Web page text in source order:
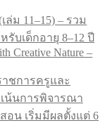
ม 11–15) – รวม
บเด็กอายุ 8–12 ปี
Creative Nature –
ชการครูและ
น้นการพิจารณา
อน เริ่มมีผลตั้งแต่ 6